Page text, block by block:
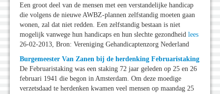
Een groot deel van de mensen met een verstandelijke handicap
die volgens de nieuwe AWBZ-plannen zelfstandig moeten gaan
wonen, zal dat niet redden. Een zelfstandig bestaan is niet
mogelijk vanwege hun handicaps en hun slechte gezondheid lees
26-02-2013, Bron: Vereniging Gehandicaptenzorg Nederland
Burgemeester Van Zanen bij de herdenking Februaristaking
De Februaristaking was een staking 72 jaar geleden op 25 en 26
februari 1941 die begon in Amsterdam. Om deze moedige
verzetsdaad te herdenken kwamen veel mensen op maandag 25